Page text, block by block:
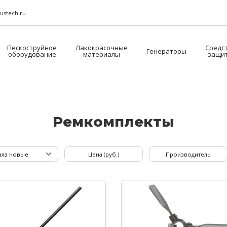
Пескоструйное
оборудование
Лакокрасочные
материалы Генераторы
Рем­ком­плек­ты
Цена (руб.) Производитель